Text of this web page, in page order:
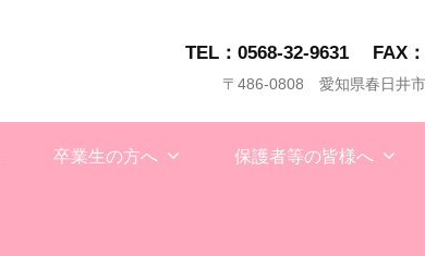
TEL：0568-32-9631 FAX
〒486-0808 愛知県春日井
卒業生の方へ 保護者等の皆様へ